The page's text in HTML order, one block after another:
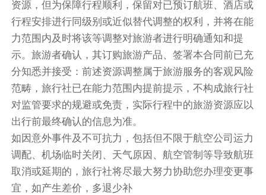
断地创造着娱乐体验的奇迹。
【温馨提示】由于该段车程行驶时间较长，我们会
安排每2小时车程停车休息一次。
团队晚餐
餐饮
早餐：自理
中餐：自理
住宿
STRAT酒店-娱乐场-塔楼 或 拉斯维加斯韦斯特盖特度
假村 或 金矿 酒店
资源，但为保障行程顺利，保留对已预订航班、酒店或
行程安排进行同级别或近似替代调整的权利，并将在能
力范围内及时将该等调整对旅游者进行明确通知和提
示。旅游者确认，其订购旅游产品、签署本合同前已充
分知悉并接受：前述资源调整属于旅游服务的客观风险
范畴，旅行社已在能力范围内提前提示，不构成旅行社
对监管要求的规避或免责，实际行程中的旅游资源应以
出行前最终确认的信息为准。
如因意外事件及不可抗力，包括但不限于航空公司运力
调配、机场临时关闭、天气原因、航空管制等导致航班
取消或延期的，旅行社将尽最大努力协助您办理变更事
宜，如产生差价，多退少补